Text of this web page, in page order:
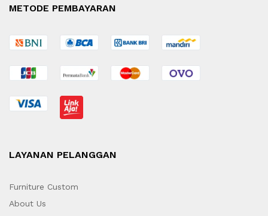
METODE PEMBAYARAN
LAYANAN PELANGGAN
Furniture Custom
About Us